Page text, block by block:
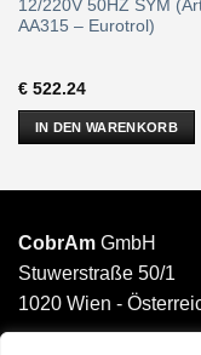
12/220V 50HZ SYM
AA315 – Eurotrol)
€522.24
IN DEN WARENKORB
CobrAm GmbH
Stuwerstraße 50/1
1020 Wien -